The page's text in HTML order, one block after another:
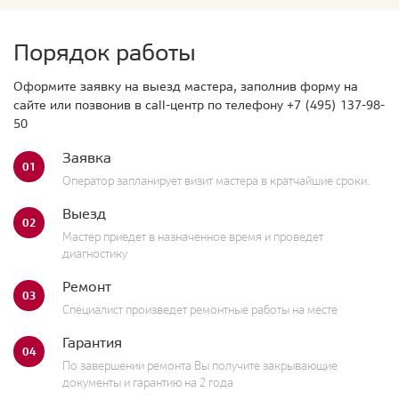
Порядок работы
Оформите заявку на выезд мастера, заполнив форму на
сайте или позвонив в call-центр по телефону +7 (495) 137-98-
50
01 Заявка
Оператор запланирует визит мастера в кратчайшие сроки.
02 Выезд
Мастер приедет в назначенное время и проведет
диагностику
03 Ремонт
Специалист произведет ремонтные работы на месте
04 Гарантия
По завершении ремонта Вы получите закрывающие
документы и гарантию на 2 года